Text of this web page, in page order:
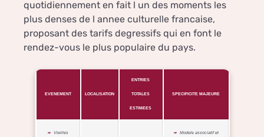
quotidiennement en fait l un des moments les
plus denses de l annee culturelle francaise,
proposant des tarifs degressifs qui en font le
rendez-vous le plus populaire du pays.
EVENEMENT LOCALISATION
ENTRIES
TOTALES
ESTIMEES
SPECIFICITE MAJEURE
Vieilles Modele associatif et